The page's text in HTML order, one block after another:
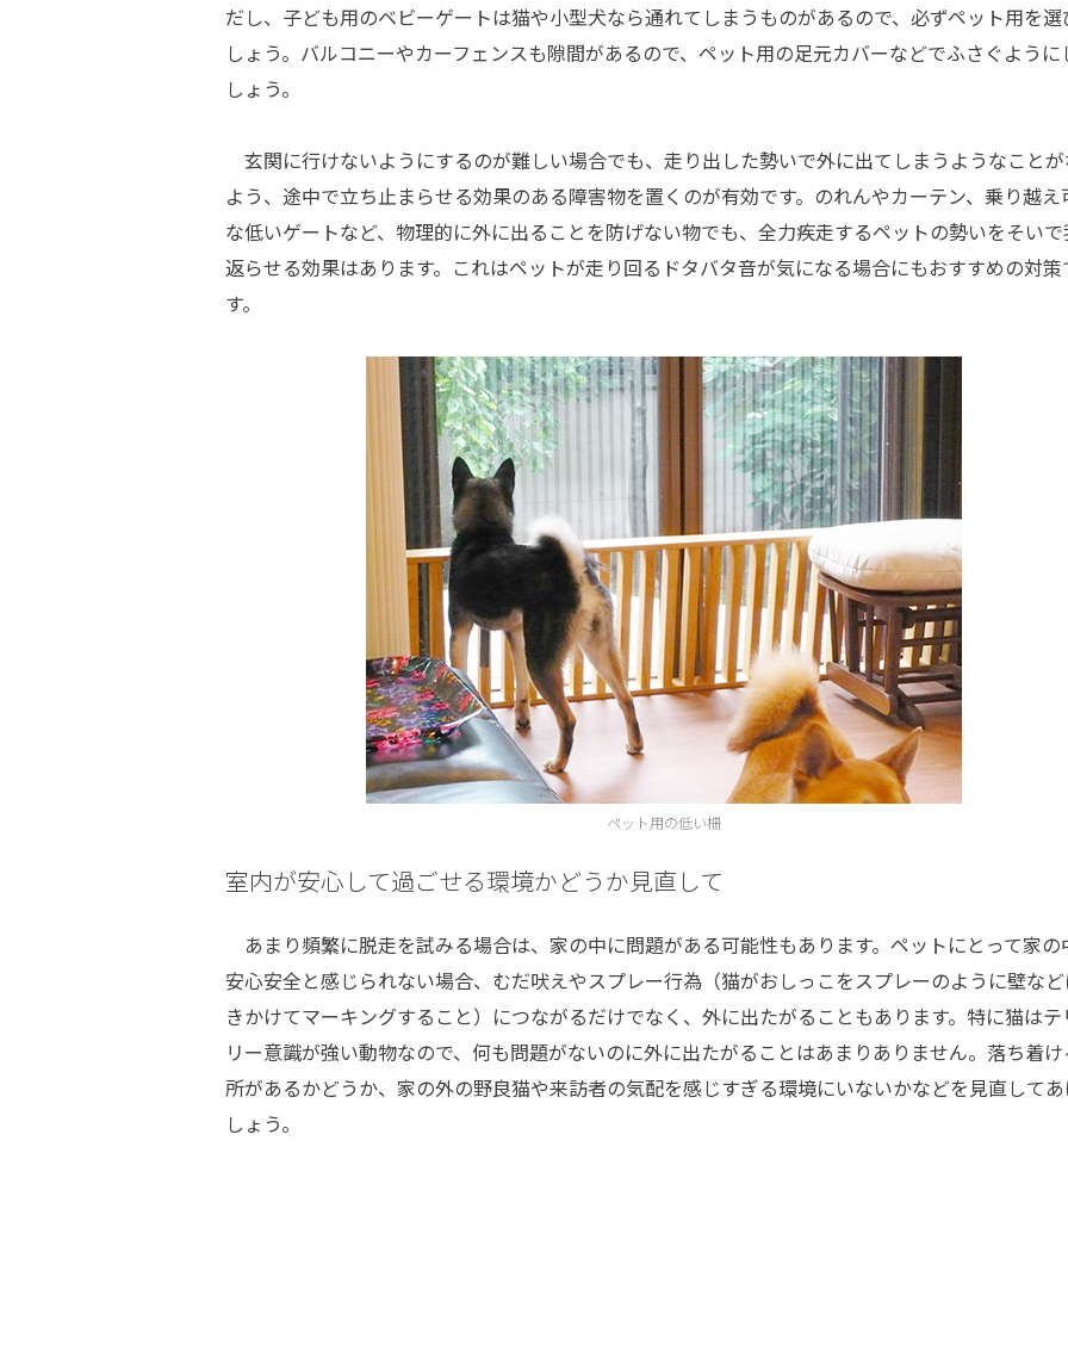
だし、子ども用のベビーゲートは猫や小型犬なら通れてしまうものがあるので、必ずペット用を選
しょう。バルコニーやカーフェンスも隙間があるので、ペット用の足元カバーなどでふさぐように
しょう。
玄関に行けないようにするのが難しい場合でも、走り出した勢いで外に出てしまうようなこと
よう、途中で立ち止まらせる効果のある障害物を置くのが有効です。のれんやカーテン、乗り越え
な低いゲートなど、物理的に外に出ることを防げない物でも、全力疾走するペットの勢いをそいで
返らせる効果はあります。これはペットが走り回るドタバタ音が気になる場合にもおすすめの対策
す。
ペット用の低い柵
室内が安心して過ごせる環境かどうか見直して
あまり頻繁に脱走を試みる場合は、家の中に問題がある可能性もあります。ペットにとって家の
安心安全と感じられない場合、むだ吠えやスプレー行為（猫がおしっこをスプレーのように壁な
きかけてマーキングすること）につながるだけでなく、外に出たがることもあります。特に猫はテ
リー意識が強い動物なので、何も問題がないのに外に出たがることはあまりありません。落ち着け
所があるかどうか、家の外の野良猫や来訪者の気配を感じすぎる環境にいないかなどを見直してあ
しょう。